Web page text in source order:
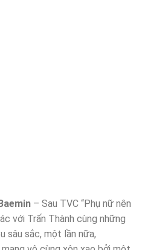
– Sau TVC “Phụ nữ nên
với Trấn Thành cùng những
sâu sắc, một lần nữa,